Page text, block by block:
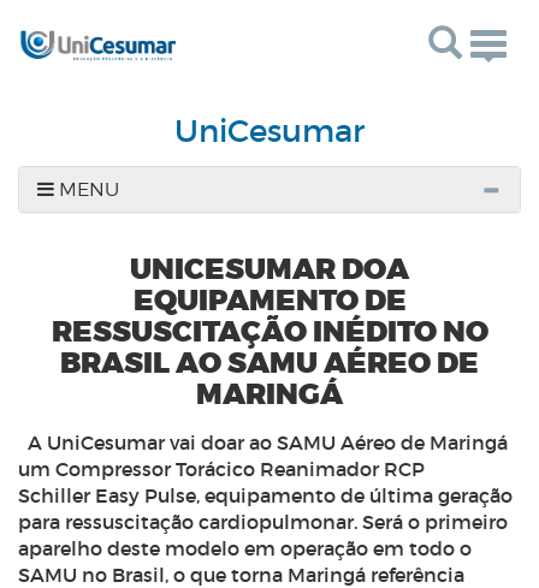
UniCesumar
MENU
UNICESUMAR DOA
EQUIPAMENTO DE
RESSUSCITAÇÃO INÉDITO NO
BRASIL AO SAMU AÉREO DE
MARINGÁ
A UniCesumar vai doar ao SAMU Aéreo de Maringá
um Compressor Torácico Reanimador RCP
Schiller Easy Pulse, equipamento de última geração
para ressuscitação cardiopulmonar. Será o primeiro
aparelho deste modelo em operação em todo o
SAMU no Brasil, o que torna Maringá referência